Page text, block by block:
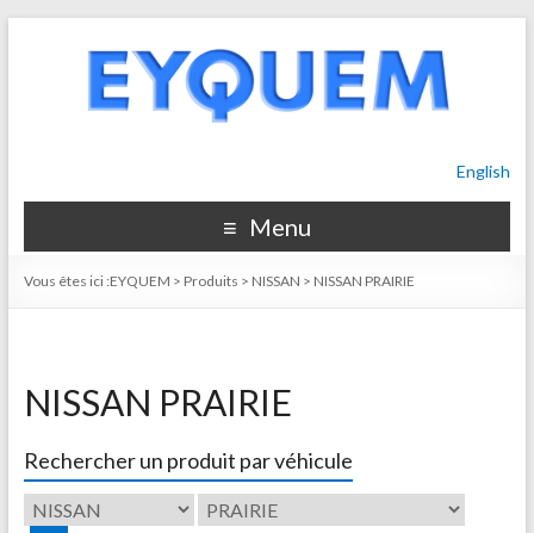
English
Menu
Vous êtes ici :EYQUEM > Produits > NISSAN > NISSAN PRAIRIE
NISSAN PRAIRIE
Rechercher un produit par véhicule